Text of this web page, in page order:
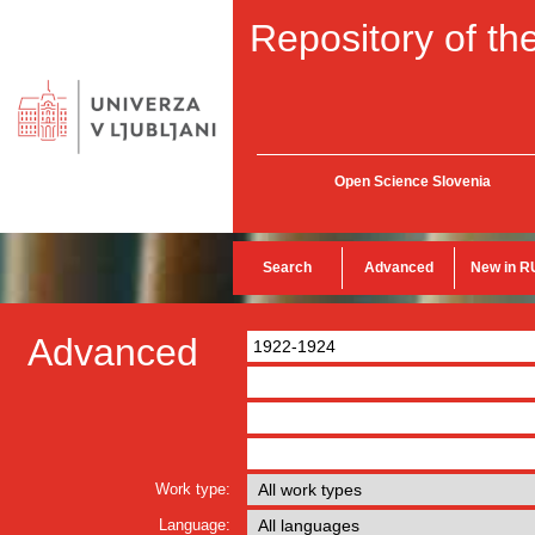
Repository of
Open Science Slovenia
Search Advanced New in
Advanced
Work type:
Language: